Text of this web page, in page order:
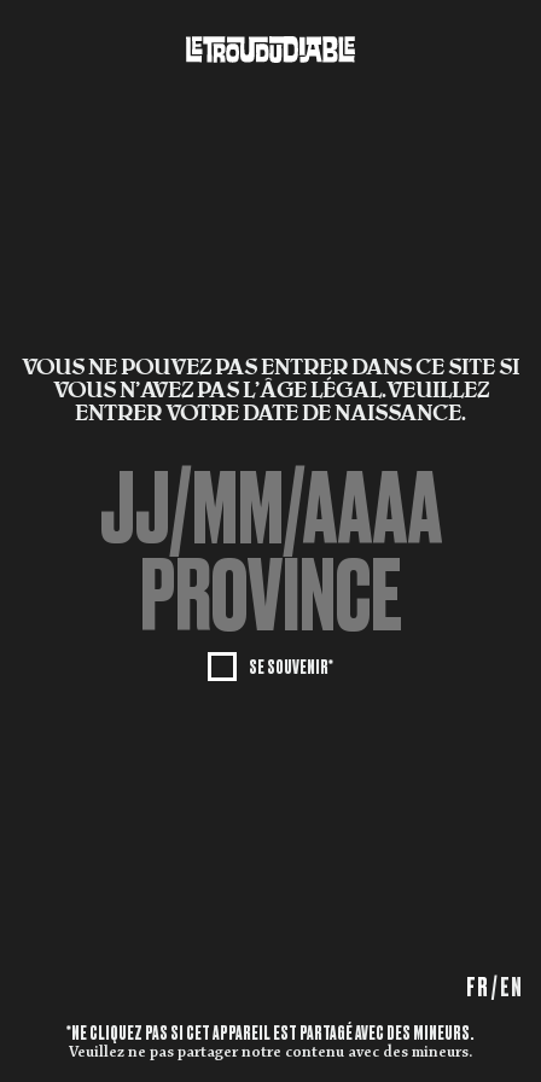
VOUS NE POUVEZ PAS ENTRER DANS CE SITE SI
VOUS N’AVEZ PAS L'ÂGE LÉGAL.VEUILLEZ
ENTRER VOTRE DATE DE NAISSANCE.
SE SOUVENIR*
FR/ EN
*NE CLIQUEZ PAS SI CET APPAREIL EST PARTAGÉ AVEC DES MINEURS.
Veuillez ne pas partager notre contenu avec des mineurs.